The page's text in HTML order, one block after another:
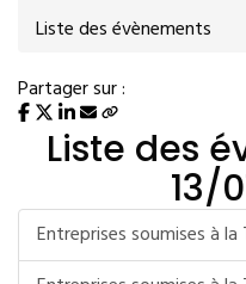
Liste des évènements
Partager sur :
Liste des
13/
Entreprises soumises à la